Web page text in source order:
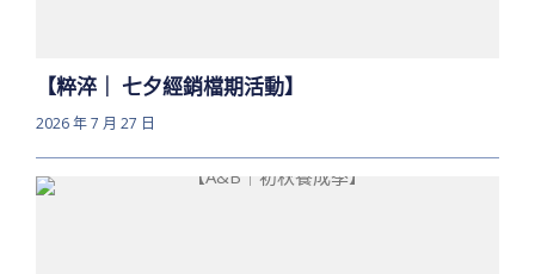
【粹淬｜ 七夕經銷檔期活動】
2026 年 7 月 27 日